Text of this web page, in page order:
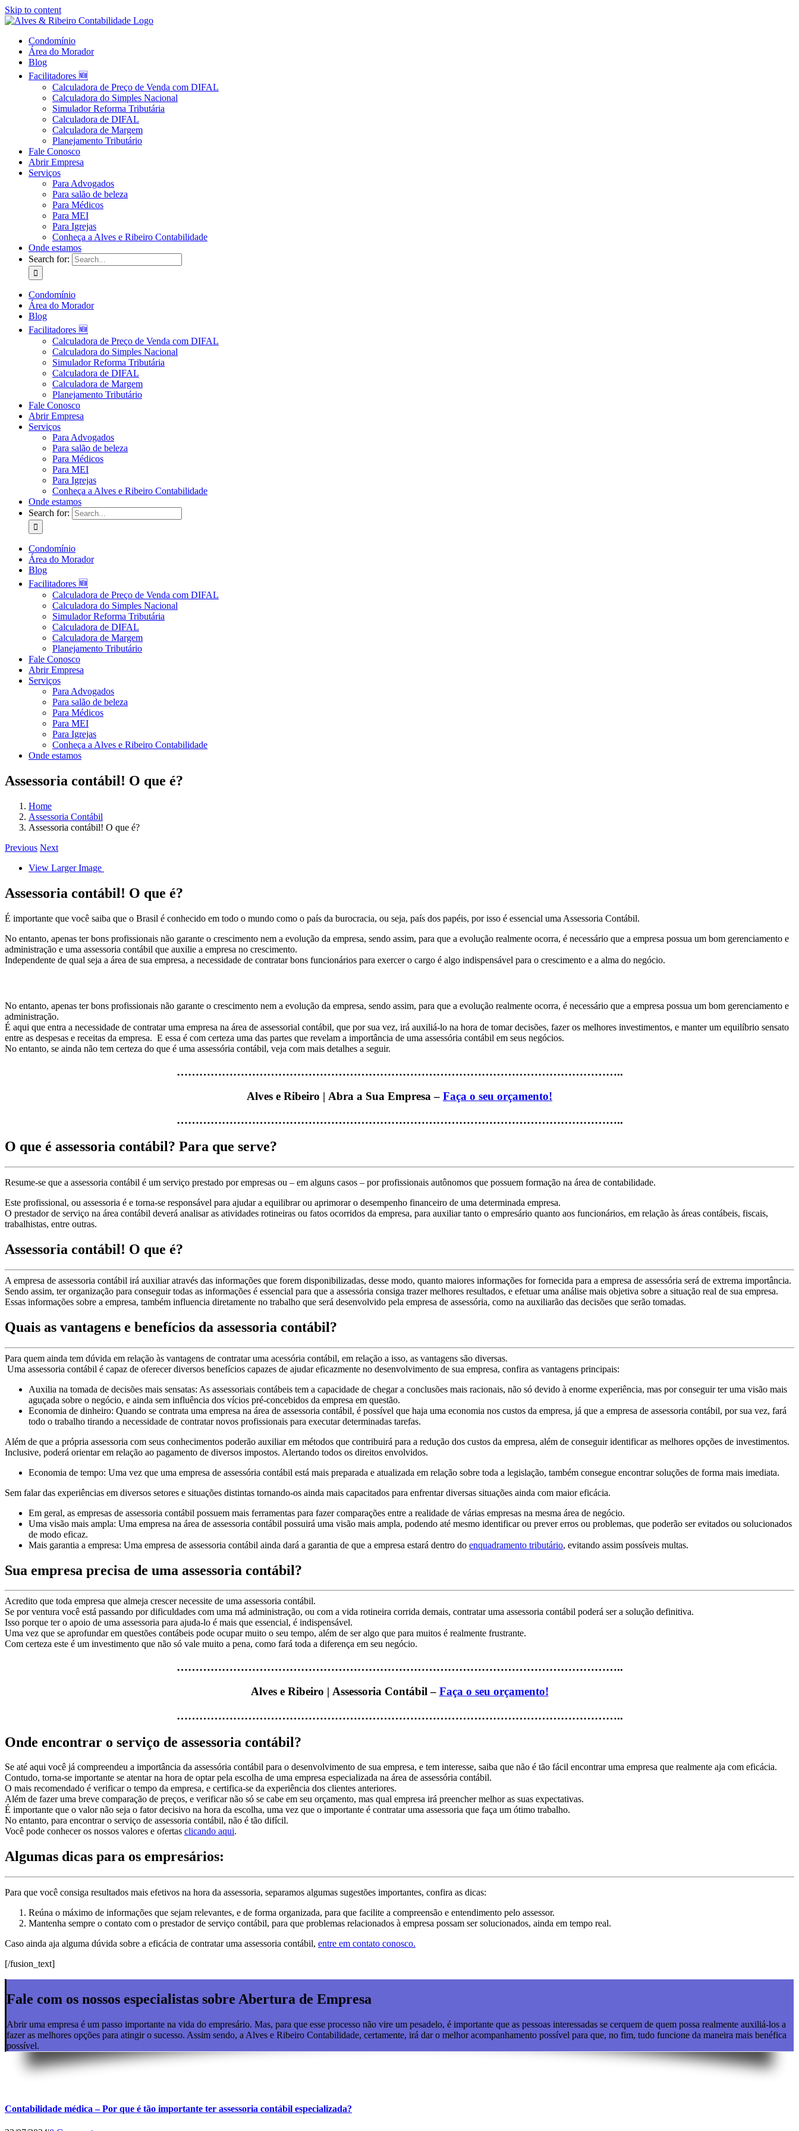
Skip to content
Condomínio
Área do Morador
Blog
Facilitadores 🆕
Calculadora de Preço de Venda com DIFAL
Calculadora do Simples Nacional
Simulador Reforma Tributária
Calculadora de DIFAL
Calculadora de Margem
Planejamento Tributário
Fale Conosco
Abrir Empresa
Serviços
Para Advogados
Para salão de beleza
Para Médicos
Para MEI
Para Igrejas
Conheça a Alves e Ribeiro Contabilidade
Onde estamos
Search for:
Condomínio
Área do Morador
Blog
Facilitadores 🆕
Calculadora de Preço de Venda com DIFAL
Calculadora do Simples Nacional
Simulador Reforma Tributária
Calculadora de DIFAL
Calculadora de Margem
Planejamento Tributário
Fale Conosco
Abrir Empresa
Serviços
Para Advogados
Para salão de beleza
Para Médicos
Para MEI
Para Igrejas
Conheça a Alves e Ribeiro Contabilidade
Onde estamos
Search for:
Condomínio
Área do Morador
Blog
Facilitadores 🆕
Calculadora de Preço de Venda com DIFAL
Calculadora do Simples Nacional
Simulador Reforma Tributária
Calculadora de DIFAL
Calculadora de Margem
Planejamento Tributário
Fale Conosco
Abrir Empresa
Serviços
Para Advogados
Para salão de beleza
Para Médicos
Para MEI
Para Igrejas
Conheça a Alves e Ribeiro Contabilidade
Onde estamos
Assessoria contábil! O que é?
Home
Assessoria Contábil
Assessoria contábil! O que é?
Previous Next
View Larger Image
Assessoria contábil! O que é?
É importante que você saiba que o Brasil é conhecido em todo o mundo como o país da burocracia, ou seja, país dos papéis, por isso é essencial uma Assessoria Contábil.
No entanto, apenas ter bons profissionais não garante o crescimento nem a evolução da empresa, sendo assim, para que a evolução realmente ocorra, é necessário que a empresa possua um bom gerenciamento e
administração e uma assessoria contábil que auxilie a empresa no crescimento.
Independente de qual seja a área de sua empresa, a necessidade de contratar bons funcionários para exercer o cargo é algo indispensável para o crescimento e a alma do negócio.
No entanto, apenas ter bons profissionais não garante o crescimento nem a evolução da empresa, sendo assim, para que a evolução realmente ocorra, é necessário que a empresa possua um bom gerenciamento e
administração.
É aqui que entra a necessidade de contratar uma empresa na área de assessorial contábil, que por sua vez, irá auxiliá-lo na hora de tomar decisões, fazer os melhores investimentos, e manter um equilíbrio sensato
entre as despesas e receitas da empresa. E essa é com certeza uma das partes que revelam a importância de uma assessória contábil em seus negócios.
No entanto, se ainda não tem certeza do que é uma assessória contábil, veja com mais detalhes a seguir.
………………………………………………………………………………………………………..
Alves e Ribeiro | Abra a Sua Empresa – Faça o seu orçamento!
………………………………………………………………………………………………………..
O que é assessoria contábil? Para que serve?
Resume-se que a assessoria contábil é um serviço prestado por empresas ou – em alguns casos – por profissionais autônomos que possuem formação na área de contabilidade.
Este profissional, ou assessoria é e torna-se responsável para ajudar a equilibrar ou aprimorar o desempenho financeiro de uma determinada empresa.
O prestador de serviço na área contábil deverá analisar as atividades rotineiras ou fatos ocorridos da empresa, para auxiliar tanto o empresário quanto aos funcionários, em relação às áreas contábeis, fiscais,
trabalhistas, entre outras.
Assessoria contábil! O que é?
A empresa de assessoria contábil irá auxiliar através das informações que forem disponibilizadas, desse modo, quanto maiores informações for fornecida para a empresa de assessória será de extrema importância.
Sendo assim, ter organização para conseguir todas as informações é essencial para que a assessória consiga trazer melhores resultados, e efetuar uma análise mais objetiva sobre a situação real de sua empresa.
Essas informações sobre a empresa, também influencia diretamente no trabalho que será desenvolvido pela empresa de assessória, como na auxiliarão das decisões que serão tomadas.
Quais as vantagens e benefícios da assessoria contábil?
Para quem ainda tem dúvida em relação às vantagens de contratar uma acessória contábil, em relação a isso, as vantagens são diversas.
Uma assessoria contábil é capaz de oferecer diversos benefícios capazes de ajudar eficazmente no desenvolvimento de sua empresa, confira as vantagens principais:
Auxilia na tomada de decisões mais sensatas: As assessoriais contábeis tem a capacidade de chegar a conclusões mais racionais, não só devido à enorme experiência, mas por conseguir ter uma visão mais
aguçada sobre o negócio, e ainda sem influência dos vícios pré-concebidos da empresa em questão.
Economia de dinheiro: Quando se contrata uma empresa na área de assessoria contábil, é possível que haja uma economia nos custos da empresa, já que a empresa de assessoria contábil, por sua vez, fará
todo o trabalho tirando a necessidade de contratar novos profissionais para executar determinadas tarefas.
Além de que a própria assessoria com seus conhecimentos poderão auxiliar em métodos que contribuirá para a redução dos custos da empresa, além de conseguir identificar as melhores opções de investimentos.
Inclusive, poderá orientar em relação ao pagamento de diversos impostos. Alertando todos os direitos envolvidos.
Economia de tempo: Uma vez que uma empresa de assessória contábil está mais preparada e atualizada em relação sobre toda a legislação, também consegue encontrar soluções de forma mais imediata.
Sem falar das experiências em diversos setores e situações distintas tornando-os ainda mais capacitados para enfrentar diversas situações ainda com maior eficácia.
Em geral, as empresas de assessoria contábil possuem mais ferramentas para fazer comparações entre a realidade de várias empresas na mesma área de negócio.
Uma visão mais ampla: Uma empresa na área de assessoria contábil possuirá uma visão mais ampla, podendo até mesmo identificar ou prever erros ou problemas, que poderão ser evitados ou solucionados
de modo eficaz.
Mais garantia a empresa: Uma empresa de assessoria contábil ainda dará a garantia de que a empresa estará dentro do enquadramento tributário, evitando assim possíveis multas.
Sua empresa precisa de uma assessoria contábil?
Acredito que toda empresa que almeja crescer necessite de uma assessoria contábil.
Se por ventura você está passando por dificuldades com uma má administração, ou com a vida rotineira corrida demais, contratar uma assessoria contábil poderá ser a solução definitiva.
Isso porque ter o apoio de uma assessoria para ajuda-lo é mais que essencial, é indispensável.
Uma vez que se aprofundar em questões contábeis pode ocupar muito o seu tempo, além de ser algo que para muitos é realmente frustrante.
Com certeza este é um investimento que não só vale muito a pena, como fará toda a diferença em seu negócio.
………………………………………………………………………………………………………..
Alves e Ribeiro | Assessoria Contábil – Faça o seu orçamento!
………………………………………………………………………………………………………..
Onde encontrar o serviço de assessoria contábil?
Se até aqui você já compreendeu a importância da assessória contábil para o desenvolvimento de sua empresa, e tem interesse, saiba que não é tão fácil encontrar uma empresa que realmente aja com eficácia.
Contudo, torna-se importante se atentar na hora de optar pela escolha de uma empresa especializada na área de assessória contábil.
O mais recomendado é verificar o tempo da empresa, e certifica-se da experiência dos clientes anteriores.
Além de fazer uma breve comparação de preços, e verificar não só se cabe em seu orçamento, mas qual empresa irá preencher melhor as suas expectativas.
É importante que o valor não seja o fator decisivo na hora da escolha, uma vez que o importante é contratar uma assessoria que faça um ótimo trabalho.
No entanto, para encontrar o serviço de assessoria contábil, não é tão difícil.
Você pode conhecer os nossos valores e ofertas clicando aqui.
Algumas dicas para os empresários:
Para que você consiga resultados mais efetivos na hora da assessoria, separamos algumas sugestões importantes, confira as dicas:
Reúna o máximo de informações que sejam relevantes, e de forma organizada, para que facilite a compreensão e entendimento pelo assessor.
Mantenha sempre o contato com o prestador de serviço contábil, para que problemas relacionados à empresa possam ser solucionados, ainda em tempo real.
Caso ainda aja alguma dúvida sobre a eficácia de contratar uma assessoria contábil, entre em contato conosco.
[/fusion_text]
Fale com os nossos especialistas sobre Abertura de Empresa
Abrir uma empresa é um passo importante na vida do empresário. Mas, para que esse processo não vire um pesadelo, é importante que as pessoas interessadas se cerquem de quem possa realmente auxiliá-los a
fazer as melhores opções para atingir o sucesso. Assim sendo, a Alves e Ribeiro Contabilidade, certamente, irá dar o melhor acompanhamento possível para que, no fim, tudo funcione da maneira mais benéfica
possível.
Contabilidade médica – Por que é tão importante ter assessoria contábil especializada?